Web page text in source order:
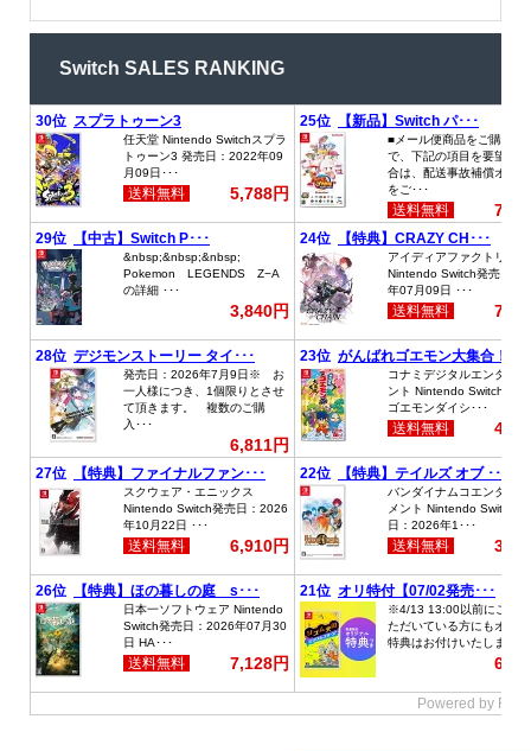
Switch SALES RANKING